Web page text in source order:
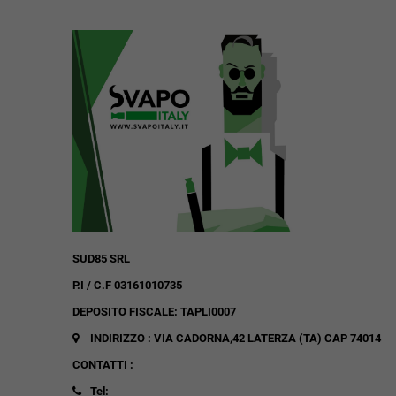
SUD85 SRL
P.I / C.F 03161010735
DEPOSITO FISCALE: TAPLI0007
INDIRIZZO : VIA CADORNA,42 LATERZA (TA) CAP 74014
CONTATTI :
Tel: